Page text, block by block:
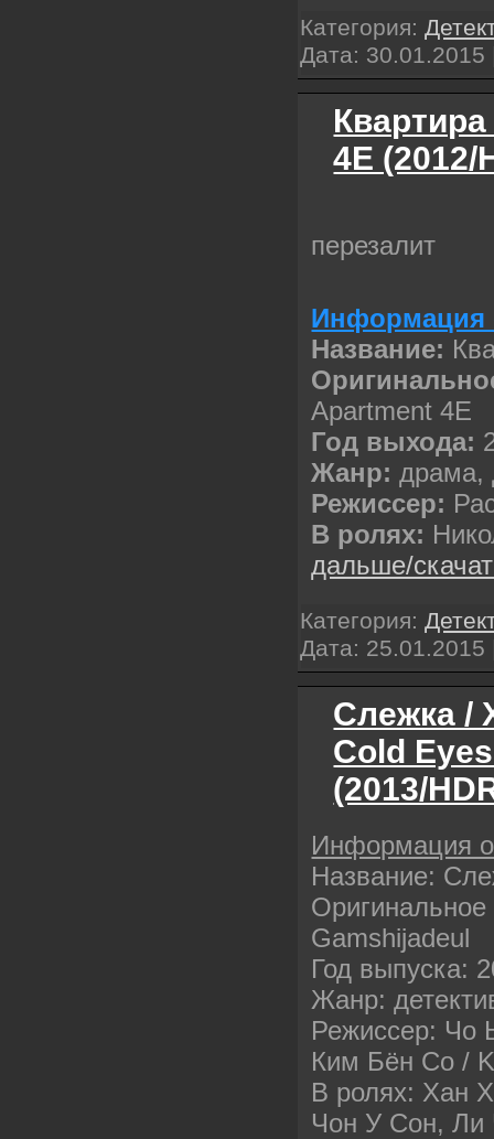
Категория:
Дата: 30.01.2015
4E (2012/
перезалит
Название:
Apartment 4E
Год выхода:
Жанр: драма,
Режиссер:
В ролях:
дальше/
Категория:
Дата: 25.01.2015
Слежка /
Cold
(2013/
Информация
Название:
Gamshijadeul
Год выпуска:
Жанр:
Режиссер: Чо
Ким Бён Со /
В ролях: Хан
Чон У Сон, Ли